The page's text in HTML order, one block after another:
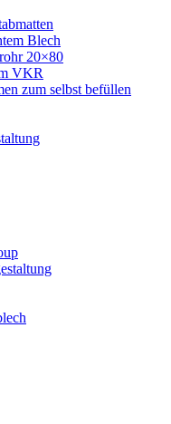
Blech
20×80
VKR
zum selbst befüllen